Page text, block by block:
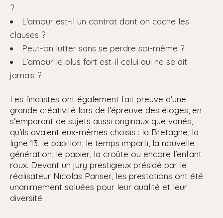
?
L'amour est-il un contrat dont on cache les
clauses ?
Peut-on lutter sans se perdre soi-même ?
L’amour le plus fort est-il celui qui ne se dit
jamais ?
Les finalistes ont également fait preuve d’une
grande créativité lors de l’épreuve des éloges, en
s’emparant de sujets aussi originaux que variés,
qu’ils avaient eux-mêmes choisis : la Bretagne, la
ligne 13, le papillon, le temps imparti, la nouvelle
génération, le papier, la croûte ou encore l’enfant
roux. Devant un jury prestigieux présidé par le
réalisateur Nicolas Pariser, les prestations ont été
unanimement saluées pour leur qualité et leur
diversité.